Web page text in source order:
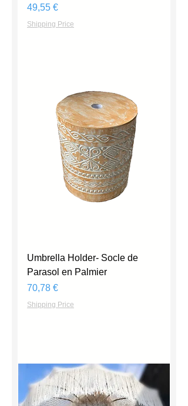
Prix
49,55 €
Shipping Price
Umbrella Holder- Socle de
Parasol en Palmier
Prix
70,78 €
Shipping Price